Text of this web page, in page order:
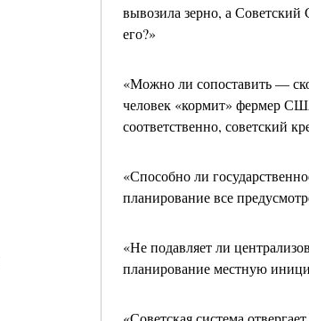
вывозила зерно, а Советский
его?»
«Можно ли сопоставить —
человек «кормит» фермер
соответственно, советский
«Способно ли
планирование все
«Не подавляет ли
планирование местную